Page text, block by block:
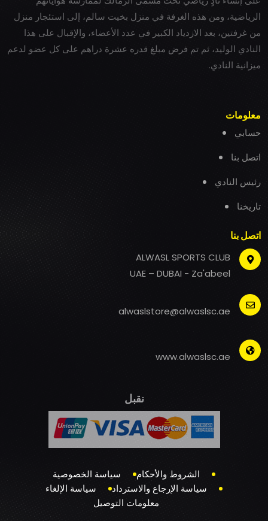
الرياضية، ومن هذه الغرفة في منزل بخيت سالم، إلى استئجار منزل
من غرفتين، بعد الازدياد الكبير في عدد الأعضاء، والإقبال على هذا
النادي الوليد، ثم تم فرض مبلغ قدره عشرة دراهم على كل عضو لدعم
ميزانية النادي.
معلومات
حسابي
اتصل بنا
رئيس النادي
تاريخنا
اتصل بنا
ALWASL SPORTS CLUB
UAE – DUBAI - Za'abeel
alwaslstore@alwaslsc.ae
www.alwaslsc.ae
نقبل
الشروط والأحكام
سياسة الخصوصية
سياسة الإرجاع والاسترداد
سياسة الإلغاء
معلومات التوصيل